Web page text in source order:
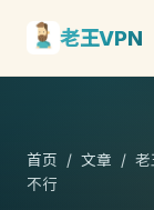
老王VPN
首页 / 文章 / 老
不行